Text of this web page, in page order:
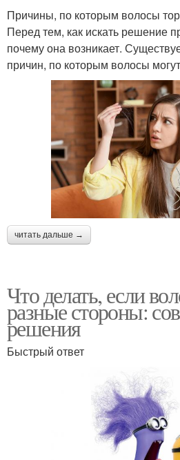
Причины, по которым волосы
Перед тем, как искать решение
почему она возникает.
причин, по которым волосы
читать дальше →
Что делать, если
разные стороны:
решения
Быстрый ответ